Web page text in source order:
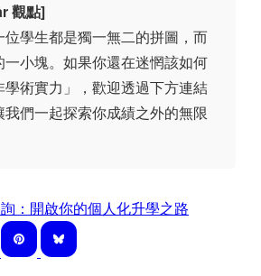
觀點]
學生都是獨一無二的拼圖，而
一小塊。如果你還在迷惘該如何
術實力」，歡迎透過下方連結
們一起探索你成績之外的無限
：開啟你的個人化升學之路